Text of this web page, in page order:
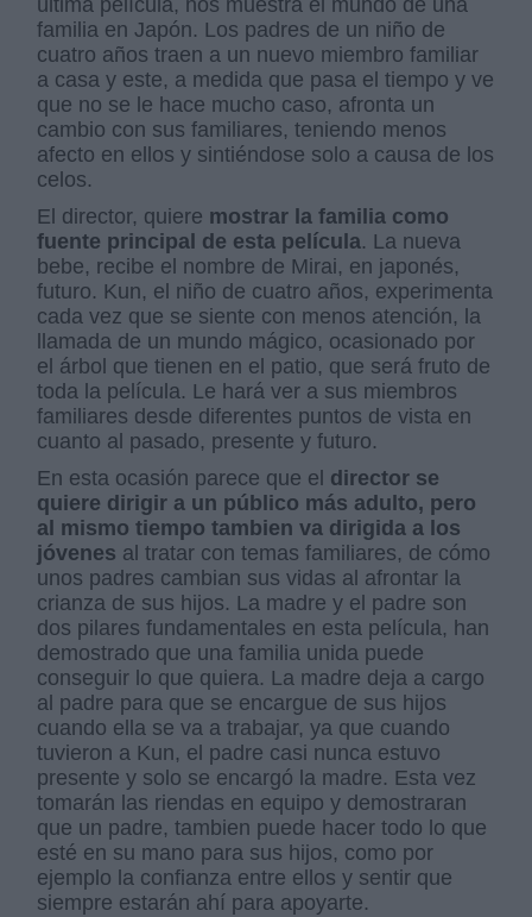
última película, nos muestra el mundo de una
familia en Japón. Los padres de un niño de
cuatro años traen a un nuevo miembro familiar
a casa y este, a medida que pasa el tiempo y ve
que no se le hace mucho caso, afronta un
cambio con sus familiares, teniendo menos
afecto en ellos y sintiéndose solo a causa de los
celos.
El director, quiere mostrar la familia como
fuente principal de esta película. La nueva
bebe, recibe el nombre de Mirai, en japonés,
futuro. Kun, el niño de cuatro años, experimenta
cada vez que se siente con menos atención, la
llamada de un mundo mágico, ocasionado por
el árbol que tienen en el patio, que será fruto de
toda la película. Le hará ver a sus miembros
familiares desde diferentes puntos de vista en
cuanto al pasado, presente y futuro.
En esta ocasión parece que el director se
quiere dirigir a un público más adulto, pero
al mismo tiempo tambien va dirigida a los
jóvenes al tratar con temas familiares, de cómo
unos padres cambian sus vidas al afrontar la
crianza de sus hijos. La madre y el padre son
dos pilares fundamentales en esta película, han
demostrado que una familia unida puede
conseguir lo que quiera. La madre deja a cargo
al padre para que se encargue de sus hijos
cuando ella se va a trabajar, ya que cuando
tuvieron a Kun, el padre casi nunca estuvo
presente y solo se encargó la madre. Esta vez
tomarán las riendas en equipo y demostraran
que un padre, tambien puede hacer todo lo que
esté en su mano para sus hijos, como por
ejemplo la confianza entre ellos y sentir que
siempre estarán ahí para apoyarte.